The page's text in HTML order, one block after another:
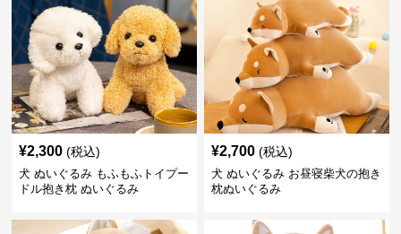
¥2,300 (税込)
犬 ぬいぐるみ もふもふトイプー
ドル抱き枕 ぬいぐるみ
¥2,700 (税込)
犬 ぬいぐるみ お昼寝柴犬の抱き
枕ぬいぐるみ